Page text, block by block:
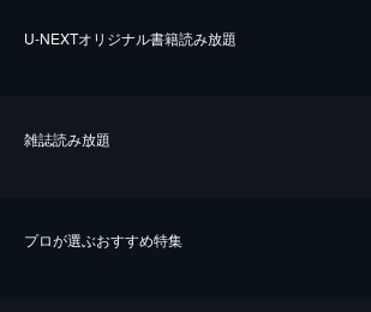
U-NEXTオリジナル書籍読み放題
雑誌読み放題
プロが選ぶおすすめ特集